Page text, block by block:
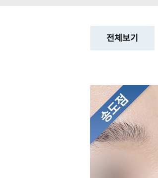
전체보기